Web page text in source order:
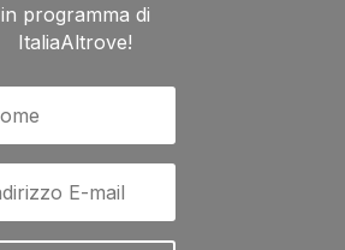
in programma di
ItaliaAltrove!